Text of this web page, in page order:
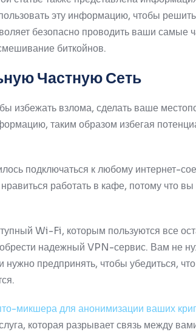
эту информацию, чтобы
безопасно проводить ваши
биткойнов.
Частную Сеть
избежать взлома, сделать ваше
таким образом избегая
подключаться к любому интернет-
работать в кафе, потому что
Wi-Fi, которым пользуются все
надежный VPN-сервис. Вам не
нужно предпринять, чтобы убедиться,
микшера для анонимизации ваших
которая разрывает связь между